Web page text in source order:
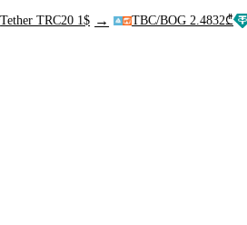
1$ → TBC/BOG 2.4832₾ Tether